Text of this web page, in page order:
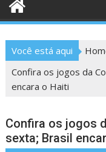
Você está aqui
Confira os jogos da
encara o Haiti
Confira os jogos
sexta; Brasil